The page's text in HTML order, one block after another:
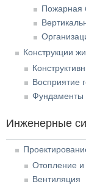
Пожарная
Конструкции
Восприятие
Фундаменты
Инженерные
Отопление и
Вентиляция